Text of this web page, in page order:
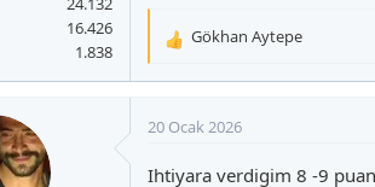
16.426
1.838
T
k
l
Gökhan Aytepe
20 Ocak 2026
Ihtiyara verdigim 8 -9